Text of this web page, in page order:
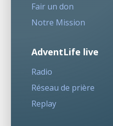
Fair un don
Notre Mission
AdventLife live
Radio
Réseau de prière
Replay